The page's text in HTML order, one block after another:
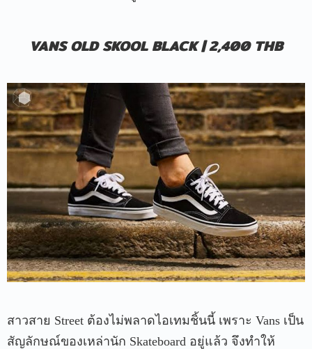
VANS OLD SKOOL BLACK | 2,400 THB
สาวสาย Street ต้องไม่พลาดไอเทมชิ้นนี้ เพราะ Vans เป็น
สัญลักษณ์ของเหล่านัก Skateboard อยู่แล้ว จึงทำให้